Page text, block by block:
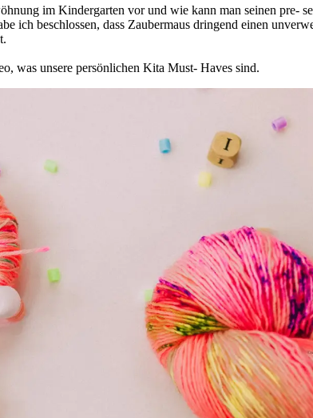
im Kindergarten vor und wie kann man seinen pre-
ich beschlossen, dass Zaubermaus dringend einen
was unsere persönlichen Kita Must- Haves sind.